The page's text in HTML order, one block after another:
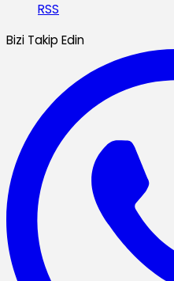
RSS
Bizi Takip Edin